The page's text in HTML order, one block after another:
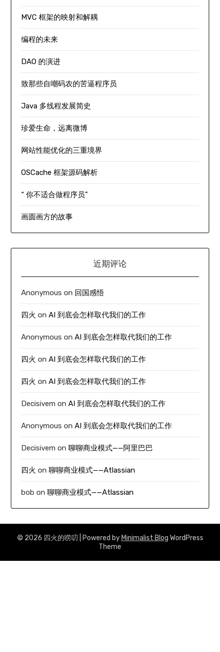
MVC 框架的映射和解耦
编程的未来
DAO 的演进
致那些自嘲码农的苦逼程序员
Java 多线程发展简史
珍爱生命，远离微博
网站性能优化的三重境界
OSCache 框架源码解析
“ 你不适合做程序员”
画圆画方的故事
近期评论
Anonymous on 回国感悟
四火 onAI 到底会怎样取代我们的工作
Anonymous onAI 到底会怎样取代我们的工作
四火 onAI 到底会怎样取代我们的工作
四火 onAI 到底会怎样取代我们的工作
Decisivem onAI 到底会怎样取代我们的工作
Anonymous onAI 到底会怎样取代我们的工作
Decisivem on聊聊商业模式——阿里巴巴
四火 on聊聊商业模式——Atlassian
bob on聊聊商业模式——Atlassian
© 2026 四火的唠叨 | Powered by Minimalist Blog WordPress
Theme